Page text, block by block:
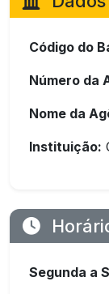
Código do
Número da
Nome da
Instituição:
Segunda a